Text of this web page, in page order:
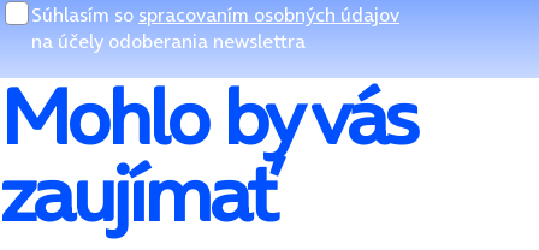
Súhlasím so spracovaním osobných údajov
na účely odoberania newslettra
Mohlo by vás
zaujímať